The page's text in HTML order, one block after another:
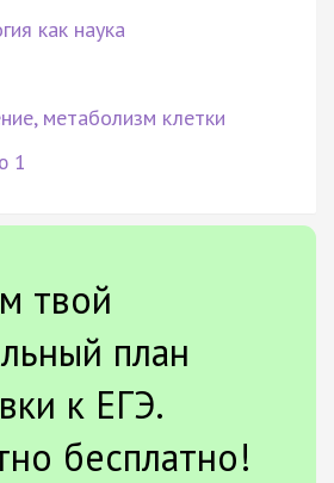
как наука
метаболизм клетки
1
твой
план
к ЕГЭ.
бесплатно!